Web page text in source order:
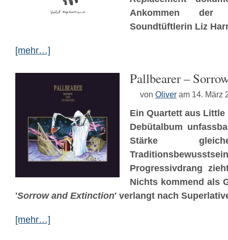
Ankommen der
Soundtüftlerin Liz
[mehr…]
Pallbearer –
von Oliver am 14. März
Ein Quartett aus
Debütalbum
Stärke
Progressivdrang
Nichts kommend als
'Sorrow and Extinction' verlangt nach
[mehr…]